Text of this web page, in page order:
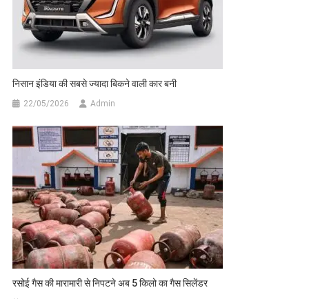
निसान इंडिया की सबसे ज्यादा बिकने वाली कार बनी
22/05/2026 Admin
रसोई गैस की मारामारी से निपटने अब 5 किलो का गैस सिलेंडर